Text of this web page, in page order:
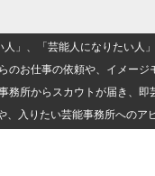
」、「芸能人になりたい人
お仕事の依頼や、イメー
務所からスカウトが届き、即
入りたい芸能事務所へのア